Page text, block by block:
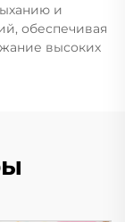
и
обеспечивая
высоких